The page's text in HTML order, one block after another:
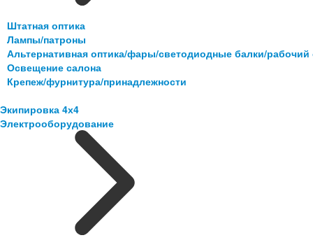
Штатная оптика
Лампы/патроны
Альтернативная оптика/фары/светодиодные балки/рабочий
Освещение салона
Крепеж/фурнитура/принадлежности
Экипировка 4х4
Электрооборудование